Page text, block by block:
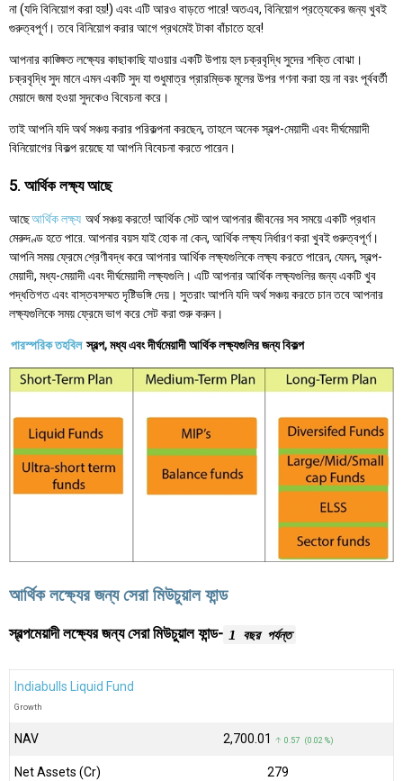
না (যদি বিনিয়োগ করা হয়!) এবং এটি আরও বাড়তে পারে! অতএব, বিনিয়োগ প্রত্যেকের জন্য খুবই
গুরুত্বপূর্ণ। তবে বিনিয়োগ করার আগে প্রথমেই টাকা বাঁচাতে হবে!
আপনার কাঙ্ক্ষিত লক্ষ্যের কাছাকাছি যাওয়ার একটি উপায় হল চক্রবৃদ্ধি সুদের শক্তি বোঝা।
চক্রবৃদ্ধি সুদ মানে এমন একটি সুদ যা শুধুমাত্র প্রারম্ভিক মূলের উপর গণনা করা হয় না বরং পূর্ববর্তী
মেয়াদে জমা হওয়া সুদকেও বিবেচনা করে।
তাই আপনি যদি অর্থ সঞ্চয় করার পরিকল্পনা করছেন, তাহলে অনেক স্বল্প-মেয়াদী এবং দীর্ঘমেয়াদী
বিনিয়োগের বিকল্প রয়েছে যা আপনি বিবেচনা করতে পারেন।
5. আর্থিক লক্ষ্য আছে
আছেআর্থিক লক্ষ্য অর্থ সঞ্চয় করতে! আর্থিক সেট আপ আপনার জীবনের সব সময়ে একটি প্রধান
মেরুদণ্ড হতে পারে. আপনার বয়স যাই হোক না কেন, আর্থিক লক্ষ্য নির্ধারণ করা খুবই গুরুত্বপূর্ণ।
আপনি সময় ফ্রেমে শ্রেণীবদ্ধ করে আপনার আর্থিক লক্ষ্যগুলিকে লক্ষ্য করতে পারেন, যেমন, স্বল্প-
মেয়াদী, মধ্য-মেয়াদী এবং দীর্ঘমেয়াদী লক্ষ্যগুলি। এটি আপনার আর্থিক লক্ষ্যগুলির জন্য একটি খুব
পদ্ধতিগত এবং বাস্তবসম্মত দৃষ্টিভঙ্গি দেয়। সুতরাং আপনি যদি অর্থ সঞ্চয় করতে চান তবে আপনার
লক্ষ্যগুলিকে সময় ফ্রেমে ভাগ করে সেট করা শুরু করুন।
পারস্পরিক তহবিল স্বল্প, মধ্য এবং দীর্ঘমেয়াদী আর্থিক লক্ষ্যগুলির জন্য বিকল্প
আর্থিক লক্ষ্যের জন্য সেরা মিউচুয়াল ফান্ড
স্বল্পমেয়াদী লক্ষ্যের জন্য সেরা মিউচুয়াল ফান্ড- 1 বছর পর্যন্ত
Indiabulls Liquid Fund
Growth
NAV ₹2,700.01 ↑ 0.57 (0.02 %)
Net Assets (Cr) ₹279